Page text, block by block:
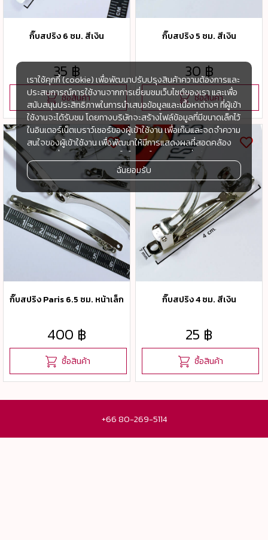
กิ๊บสปริง 6 ซม. สีเงิน
35 ฿
ซื้อสินค้า
กิ๊บสปริง 5 ซม. สีเงิน
30 ฿
ซื้อสินค้า
กิ๊บสปริง Paris 6.5 ซม. หน้าเล็ก
400 ฿
ซื้อสินค้า
กิ๊บสปริง 4 ซม. สีเงิน
25 ฿
ซื้อสินค้า
+66 80-269-5114
เราใช้คุกกี้ (cookie) เพื่อพัฒนาปรับปรุงสินค้าความต้องการและ
ประสบการณ์การใช้งานจากการเยี่ยมชมเว็บไซต์ของเรา และเพื่อ
สนับสนุนประสิทธิภาพในการนำเสนอข้อมูลและเนื้อหาต่างๆ ที่ผู้เข้า
ใช้งานจะได้รับชม โดยทางบริษัทจะสร้างไฟล์ข้อมูลที่มีขนาดเล็กไว้
ในอินเตอร์เน็ตเบราว์เซอร์ของผู้เข้าใช้งาน เพื่อเก็บและจดจำความ
สนใจของผู้เข้าใช้งาน เพื่อพัฒนาให้มีการแสดงผลที่สอดคล้อง
กับความชื่นชอบและความสนใจในการใช้งาน และเพื่อพัฒนา
ประสิทธิภาพในการแสดงผลของข้อมูล รวมถึงเพื่ออำนวยความ
สะดวกในการให้บริการต่างๆ ภายในเว็บไซต์ของเรา และเมื่อผู้เข้า
ใช้งานกลับมาเยี่ยมชม หรือกลับเข้ามาใช้บริการในครั้งต่อไป แต่
การเก็บข้อมูลด้วยคุกกี้จะไม่ระบุตัวตนของผู้เข้าใช้งาน
ทั้งนี้เพื่อทำการวิเคราะห์ซึ่งอาจทำหรือให้บริการโดยบุคคลอื่นที่ให้
บริการหรือได้รับมอบหมายให้กระทำแทนในนามของ www.tsh-
tsh.com เช่น Google Analytic เป็นต้น
เมื่อผู้เข้าใช้งานมีการกลับมาเยี่ยมชมเว็บไซต์โดยไม่เปลี่ยนแปลง
การตั้งค่าคุกกี้บนอินเตอร์เน็ตเบราส์เซอร์ อุปกรณ์ของผู้ใช้งานจะ
ยอมรับคุกกี๊อัตโนมัติในการเข้าใช้งานในครั้งต่อไป ซึ่งถ้าหากผู้เข้า
ใช้งานไม่ต้องการให้คุกกี๊ทำการรวบรวมข้อมูล ผู้ใช้งานสามารถ
เลือกเปลี่ยนแปลง หรือตั้งค่าการยอมรับคุกกี๊ได้ที่เมนู "การตั้งค่า"
ฉันยอมรับ